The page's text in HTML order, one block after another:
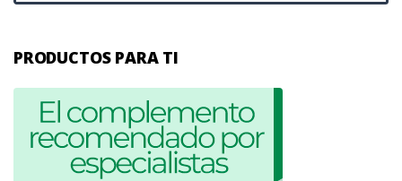
PRODUCTOS PARA TI